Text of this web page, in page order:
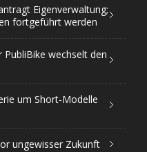
Eigenverwaltung;
fortgeführt werden
PubliBike wechselt den
um Short-Modelle
ungewisser Zukunft